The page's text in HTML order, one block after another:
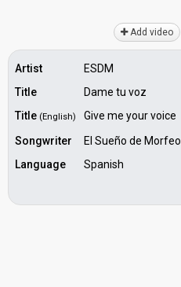
Add video
Artist
ESDM
Title
Dame tu voz
Title (English)
Give me your voice
Songwriter
El Sueño de Morfeo
Language
Spanish